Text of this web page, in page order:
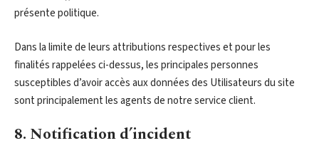
présente politique.
Dans la limite de leurs attributions respectives et pour les
finalités rappelées ci-dessus, les principales personnes
susceptibles d’avoir accès aux données des Utilisateurs du site
sont principalement les agents de notre service client.
8. Notification d’incident